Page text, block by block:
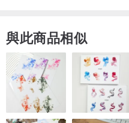
◆本設計館部分國家尚未設置國
◆商品在不破壞古著風味的前提
與此商品相似